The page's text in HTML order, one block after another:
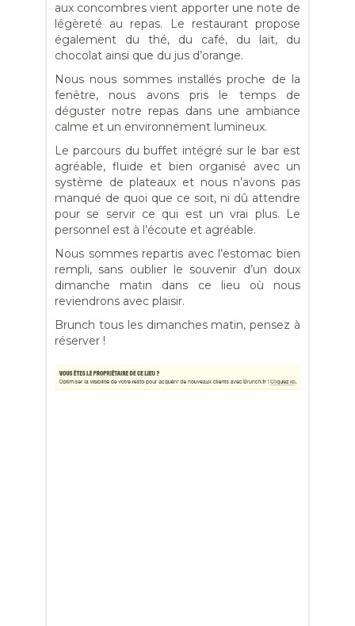
aux concombres vient apporter une note de
légèreté au repas. Le restaurant propose
également du thé, du café, du lait, du
chocolat ainsi que du jus d’orange.
Nous nous sommes installés proche de la
fenêtre, nous avons pris le temps de
déguster notre repas dans une ambiance
calme et un environnement lumineux.
Le parcours du buffet intégré sur le bar est
agréable, fluide et bien organisé avec un
système de plateaux et nous n’avons pas
manqué de quoi que ce soit, ni dû attendre
pour se servir ce qui est un vrai plus. Le
personnel est à l’écoute et agréable.
Nous sommes repartis avec l’estomac bien
rempli, sans oublier le souvenir d’un doux
dimanche matin dans ce lieu où nous
reviendrons avec plaisir.
Brunch tous les dimanches matin, pensez à
réserver !